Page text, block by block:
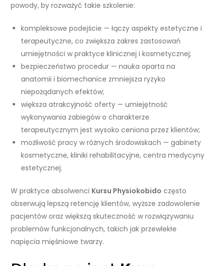
powody, by rozważyć takie szkolenie:
kompleksowe podejście — łączy aspekty estetyczne i
terapeutyczne, co zwiększa zakres zastosowań
umiejętności w praktyce klinicznej i kosmetycznej;
bezpieczeństwo procedur — nauka oparta na
anatomii i biomechanice zmniejsza ryzyko
niepożądanych efektów;
większa atrakcyjność oferty — umiejętność
wykonywania zabiegów o charakterze
terapeutycznym jest wysoko ceniona przez klientów;
możliwość pracy w różnych środowiskach — gabinety
kosmetyczne, kliniki rehabilitacyjne, centra medycyny
estetycznej.
W praktyce absolwenci Kursu Physiokobido często
obserwują lepszą retencję klientów, wyższe zadowolenie
pacjentów oraz większą skuteczność w rozwiązywaniu
problemów funkcjonalnych, takich jak przewlekłe
napięcia mięśniowe twarzy.